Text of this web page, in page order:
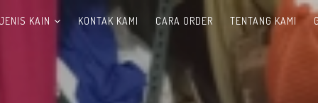
KAIN KONTAK KAMI CARA ORDER TENTANG KAMI